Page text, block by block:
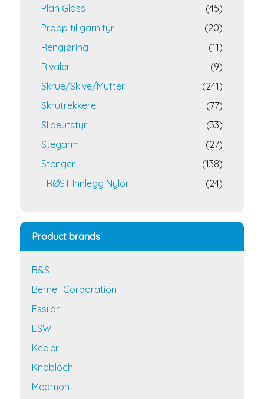
Plan Glass
(45)
Propp til garnityr
(20)
Rengjøring
(11)
Rivaler
(9)
Skrue/Skive/Mutter
(241)
Skrutrekkere
(77)
Slipeutstyr
(33)
Stegarm
(27)
Stenger
(138)
TRØST Innlegg Nylor
(24)
Product brands
B&S
Bernell Corporation
Essilor
ESW
Keeler
Knobloch
Medmont